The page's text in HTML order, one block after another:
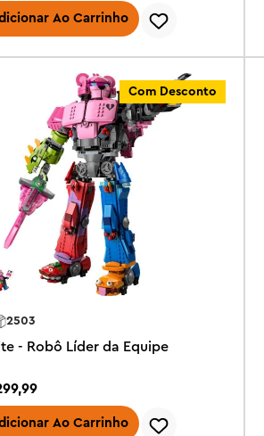
Ao Carrinho
Com Desconto
2503
- Robô Líder da Equipe
,99
Ao Carrinho